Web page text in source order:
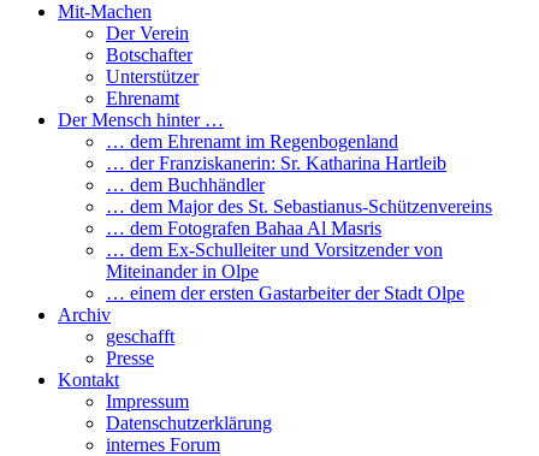
Mit-Machen
Der Verein
Botschafter
Unterstützer
Ehrenamt
Der Mensch hinter …
… dem Ehrenamt im Regenbogenland
… der Franziskanerin: Sr. Katharina Hartleib
… dem Buchhändler
… dem Major des St. Sebastianus-Schützenvereins
… dem Fotografen Bahaa Al Masris
… dem Ex-Schulleiter und Vorsitzender von
Miteinander in Olpe
… einem der ersten Gastarbeiter der Stadt Olpe
Archiv
geschafft
Presse
Kontakt
Impressum
Datenschutzerklärung
internes Forum